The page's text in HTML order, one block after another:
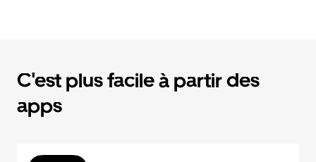
C'est plus facile à partir des
apps